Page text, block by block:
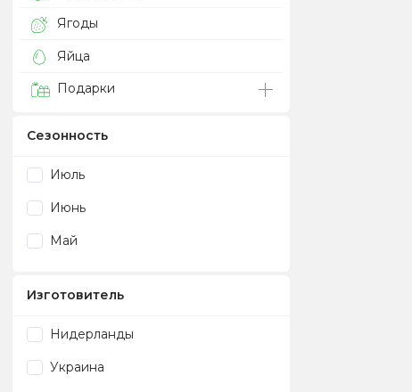
Ягоды
Яйца
Подарки
Сезонность
Июль
Июнь
Май
Изготовитель
Нидерланды
Украина